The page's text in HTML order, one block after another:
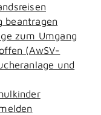
beantragen
zum Umgang
(AwSV-
und